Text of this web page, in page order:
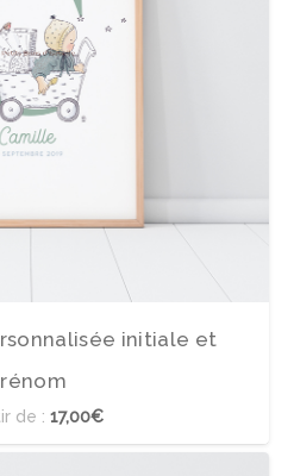
initiale et
de : 17,00€